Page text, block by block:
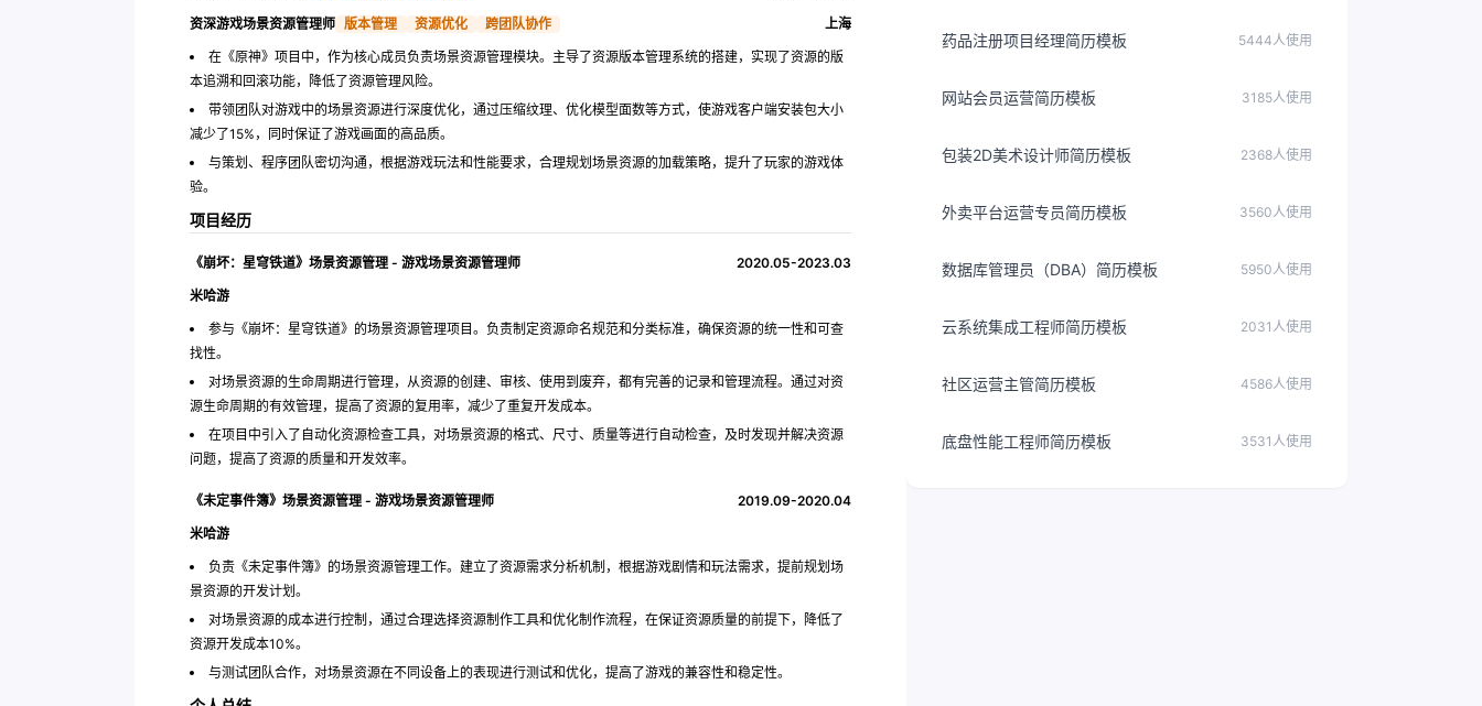
药品注册项目经理简历模板 5444人使用
网站会员运营简历模板 3185人使用
包装2D美术设计师简历模板 2368人使用
外卖平台运营专员简历模板 3560人使用
数据库管理员（DBA）简历模板 5950人使用
云系统集成工程师简历模板 2031人使用
社区运营主管简历模板 4586人使用
底盘性能工程师简历模板 3531人使用
资深游戏场景资源管理师 版本管理 资源优化 跨团队协作
上海
在《原神》项目中，作为核心成员负责场景资源管理模块。主导了资源版本管理系统的搭建，实现了资源的版
本追溯和回滚功能，降低了资源管理风险。
带领团队对游戏中的场景资源进行深度优化，通过压缩纹理、优化模型面数等方式，使游戏客户端安装包大小
减少了15%，同时保证了游戏画面的高品质。
与策划、程序团队密切沟通，根据游戏玩法和性能要求，合理规划场景资源的加载策略，提升了玩家的游戏体
验。
项目经历
《崩坏：星穹铁道》场景资源管理 - 游戏场景资源管理师
2020.05-2023.03
米哈游
参与《崩坏：星穹铁道》的场景资源管理项目。负责制定资源命名规范和分类标准，确保资源的统一性和可查
找性。
对场景资源的生命周期进行管理，从资源的创建、审核、使用到废弃，都有完善的记录和管理流程。通过对资
源生命周期的有效管理，提高了资源的复用率，减少了重复开发成本。
在项目中引入了自动化资源检查工具，对场景资源的格式、尺寸、质量等进行自动检查，及时发现并解决资源
问题，提高了资源的质量和开发效率。
《未定事件簿》场景资源管理 - 游戏场景资源管理师
2019.09-2020.04
米哈游
负责《未定事件簿》的场景资源管理工作。建立了资源需求分析机制，根据游戏剧情和玩法需求，提前规划场
景资源的开发计划。
对场景资源的成本进行控制，通过合理选择资源制作工具和优化制作流程，在保证资源质量的前提下，降低了
资源开发成本10%。
与测试团队合作，对场景资源在不同设备上的表现进行测试和优化，提高了游戏的兼容性和稳定性。